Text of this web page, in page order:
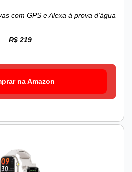
com GPS e Alexa à prova d'água
R$ 219
na Amazon